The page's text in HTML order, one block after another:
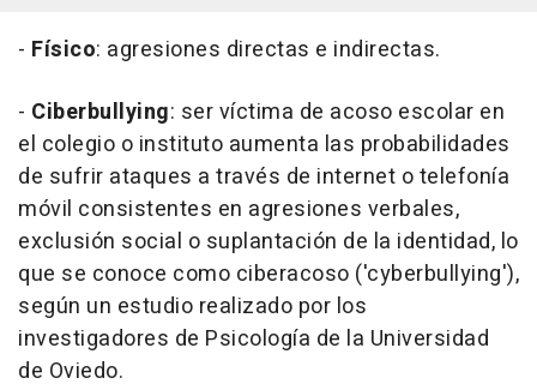
- Físico: agresiones directas e indirectas.
- Ciberbullying: ser víctima de acoso escolar en
el colegio o instituto aumenta las probabilidades
de sufrir ataques a través de internet o telefonía
móvil consistentes en agresiones verbales,
exclusión social o suplantación de la identidad, lo
que se conoce como ciberacoso ('cyberbullying'),
según un estudio realizado por los
investigadores de Psicología de la Universidad
de Oviedo.